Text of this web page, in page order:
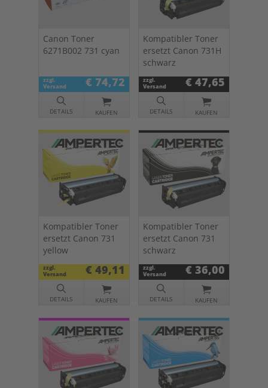
Canon Toner
6271B002 731 cyan
zzgl.
Versand
€ 74,72
DETAILS KAUFEN
Kompatibler Toner
ersetzt Canon 731H
schwarz
zzgl.
Versand
€ 47,65
DETAILS KAUFEN
Kompatibler Toner
ersetzt Canon 731
yellow
zzgl.
Versand
€ 49,11
DETAILS KAUFEN
Kompatibler Toner
ersetzt Canon 731
schwarz
zzgl.
Versand
€ 36,00
DETAILS KAUFEN